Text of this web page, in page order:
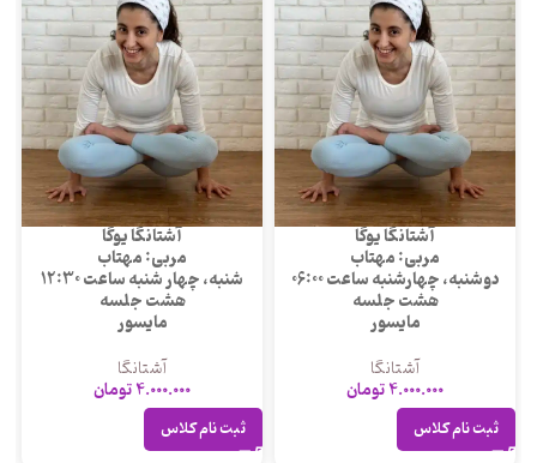
آشتانگا یوگا
مربی: مهتاب
دوشنبه، چهارشنبه ساعت 06:00
هشت جلسه
مایسور
آشتانگا
4.000.000تومان
ثبت نام کلاس
آشتانگا یوگا
مربی: مهتاب
شنبه، چهار شنبه ساعت 12:30
هشت جلسه
مایسور
آشتانگا
4.000.000تومان
ثبت نام کلاس